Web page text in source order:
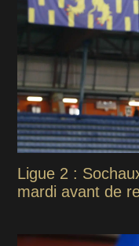
Ligue 2 :
mardi avant de